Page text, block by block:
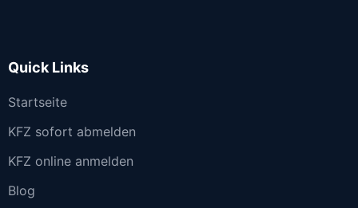
Quick Links
Startseite
KFZ sofort abmelden
KFZ online anmelden
Blog